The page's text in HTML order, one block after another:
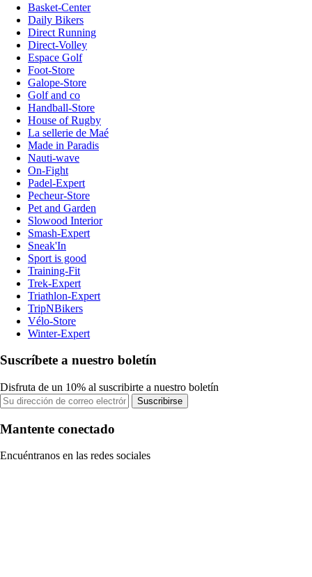
Basket-Center
Daily Bikers
Direct Running
Direct-Volley
Espace Golf
Foot-Store
Galope-Store
Golf and co
Handball-Store
House of Rugby
La sellerie de Maé
Made in Paradis
Nauti-wave
On-Fight
Padel-Expert
Pecheur-Store
Pet and Garden
Slowood Interior
Smash-Expert
Sneak'In
Sport is good
Training-Fit
Trek-Expert
Triathlon-Expert
TripNBikers
Vélo-Store
Winter-Expert
Suscríbete a nuestro boletín
Disfruta de un 10% al suscribirte a nuestro boletín
Suscribirse
Mantente conectado
Encuéntranos en las redes sociales